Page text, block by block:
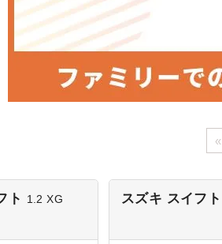
«
ト 1.2 XG スズキ スイフト